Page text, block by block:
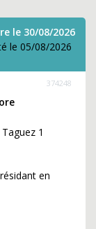
le 30/08/2026
le 05/08/2026
374248
1
en